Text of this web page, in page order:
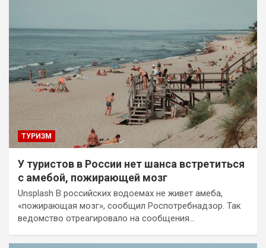
ТУРИЗМ
У туристов в России нет шанса встретиться
с амебой, пожирающей мозг
Unsplash В российских водоемах не живет амеба,
«пожирающая мозг», сообщил Роспотребнадзор. Так
ведомство отреагировало на сообщения…